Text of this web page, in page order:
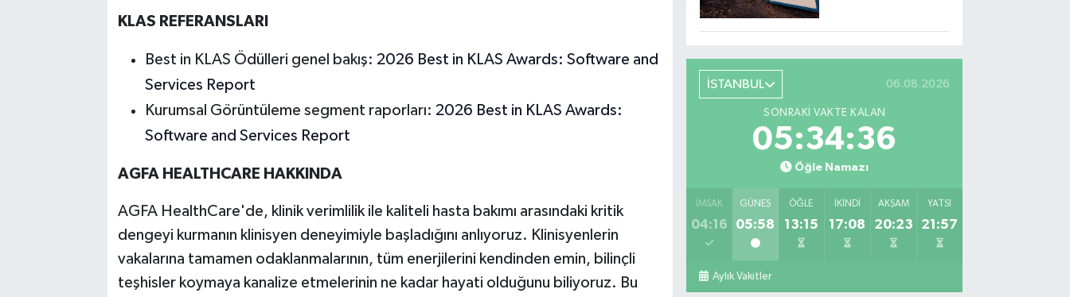
KLAS REFERANSLARI
Best in KLAS Ödülleri genel bakış: 2026 Best in KLAS Awards: Software and
Services Report
Kurumsal Görüntüleme segment raporları: 2026 Best in KLAS Awards:
Software and Services Report
AGFA HEALTHCARE HAKKINDA
AGFA HealthCare'de, klinik verimlilik ile kaliteli hasta bakımı arasındaki kritik
dengeyi kurmanın klinisyen deneyimiyle başladığını anlıyoruz. Klinisyenlerin
vakalarına tamamen odaklanmalarının, tüm enerjilerini kendinden emin, bilinçli
teşhisler koymaya kanalize etmelerinin ne kadar hayati olduğunu biliyoruz. Bu
İSTANBUL 06.08.2026
SONRAKI VAKTE KALAN
05:34:35
Öğle Namazı
İMSAK
04:16
GÜNEŞ
05:58
ÖĞLE
13:15
İKINDI
17:08
AKŞAM
20:23
YATSI
21:57
Aylık Vakitler